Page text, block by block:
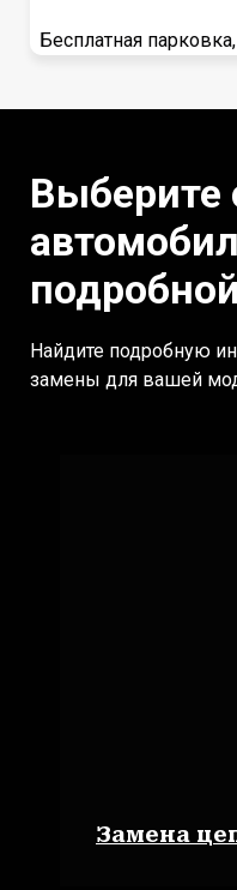
Бесплатная
Выберите
Найдите подробную
замены для вашей
Замена